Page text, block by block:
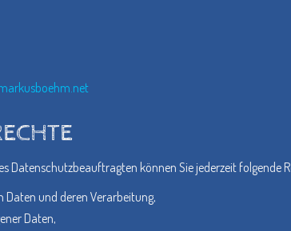
Datenschutzbeauftragten können Sie jederzeit folgende
Daten und deren Verarbeitung,
Daten,